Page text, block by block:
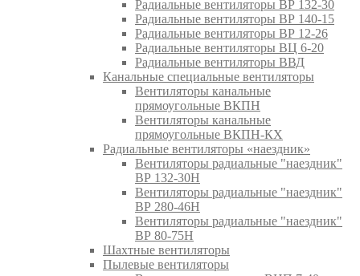
Радиальные вентиляторы ВР 132-30
Радиальные вентиляторы ВР 140-15
Радиальные вентиляторы ВР 12-26
Радиальные вентиляторы ВЦ 6-20
Радиальные вентиляторы ВВД
Канальные специальные вентиляторы
Вентиляторы канальные
прямоугольные ВКПН
Вентиляторы канальные
прямоугольные ВКПН-КХ
Радиальные вентиляторы «наездник»
Вентиляторы радиальные "наездник"
ВР 132-30Н
Вентиляторы радиальные "наездник"
ВР 280-46Н
Вентиляторы радиальные "наездник"
ВР 80-75Н
Шахтные вентиляторы
Пылевые вентиляторы